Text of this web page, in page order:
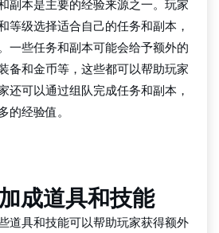
副本是主要的经验来源之一。玩家
等级选择适合自己的任务和副本，
一些任务和副本可能会给予额外的
备和金币等，这些都可以帮助玩家
还可以通过组队完成任务和副本，
的经验值。
成道具和技能
道具和技能可以帮助玩家获得额外